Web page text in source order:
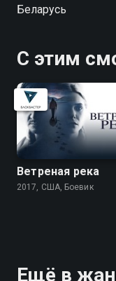
Беларусь
С этим
Ветреная река
2017, США, Боевик
Ещё в